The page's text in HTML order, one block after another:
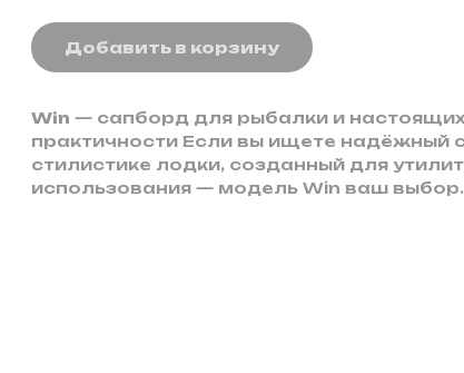
Добавить в корзину
Win — сапборд для рыбалки и
практичности Если вы ищете надёжный
стилистике лодки, созданный для
использования — модель Win ваш выбор.